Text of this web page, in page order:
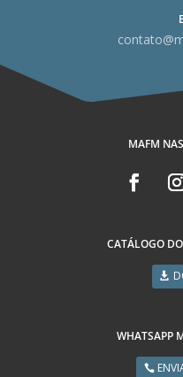
MAFM
CATÁLOGO
WHATSAPP